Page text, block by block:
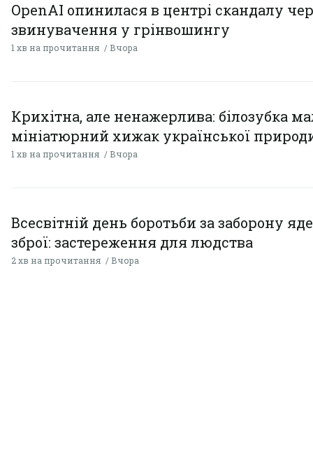
OpenAI опинилася в центрі скандалу
звинувачення у грінвошингу
1 хв на прочитання Вчора
Крихітна, але ненажерлива: білозубка
мініатюрний хижак української
1 хв на прочитання Вчора
Всесвітній день боротьби за заборону
зброї: застереження для людства
2 хв на прочитання Вчора